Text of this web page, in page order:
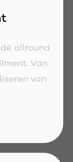
allround
Van
van